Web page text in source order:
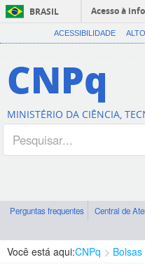
BRASIL
Acesso à
ACESSIBILIDADE
CNPq
MINISTÉRIO DA CIÊNCIA,
Perguntas frequentes Central de
Você está aqui:CNPq